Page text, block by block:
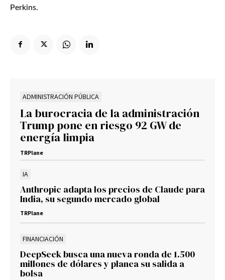
Perkins.
ADMINISTRACIÓN PÚBLICA
La burocracia de la administración
Trump pone en riesgo 92 GW de
energía limpia
TRPlane
IA
Anthropic adapta los precios de Claude para
India, su segundo mercado global
TRPlane
FINANCIACIÓN
DeepSeek busca una nueva ronda de 1.500
millones de dólares y planea su salida a
bolsa